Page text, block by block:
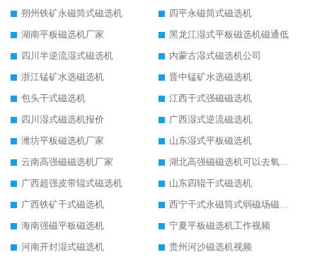
朔州铁矿永磁筒式磁选机
四平永磁筒式磁选机
湖南平板磁选机厂家
黑龙江湿式平板磁选机磁通低
四川半逆流湿式磁选机
内蒙古湿式磁选机公司
浙江锰矿水选磁选机
晋中锰矿水选磁选机
包头干式磁选机
江西干式强磁磁选机
四川湿式磁选机报价
广西湿式逆流磁选机
潍坊平板磁选机厂家
山东湿式平板磁选机
云南高强磁磁选机厂家
湖北高强磁磁选机可以去氧化铝
广西超强皮带辊式磁选机
山东四辊干式磁选机
广西铁矿干式磁选机
西宁干式永磁筒式弱磁场磁选机结构图
海南强磁平板磁选机
宁夏平板磁选机工作视频
河南开封湿式磁选机
贵州河沙磁选机视频